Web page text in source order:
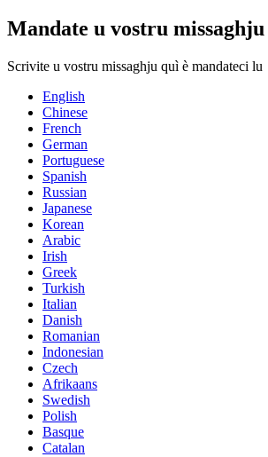
Mandate u vostru
Scrivite u vostru missaghju quì è mandateci lu
English
Chinese
French
German
Portuguese
Spanish
Russian
Japanese
Korean
Arabic
Irish
Greek
Turkish
Italian
Danish
Romanian
Indonesian
Czech
Afrikaans
Swedish
Polish
Basque
Catalan